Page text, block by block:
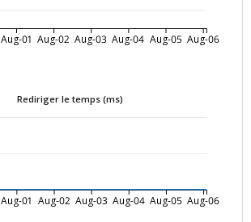
Aug-01 Aug-02 Aug-03 Aug-04 Aug-05 Aug-06
Rediriger le temps (ms)
Aug-01 Aug-02 Aug-03 Aug-04 Aug-05 Aug-06